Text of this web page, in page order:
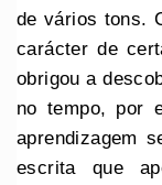
de vários tons.
carácter de
obrigou a
no tempo, por
aprendizagem
escrita que